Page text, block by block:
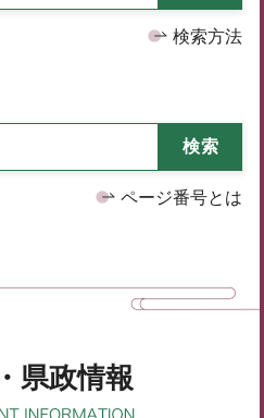
検索方法
ページ番号とは
県政情報